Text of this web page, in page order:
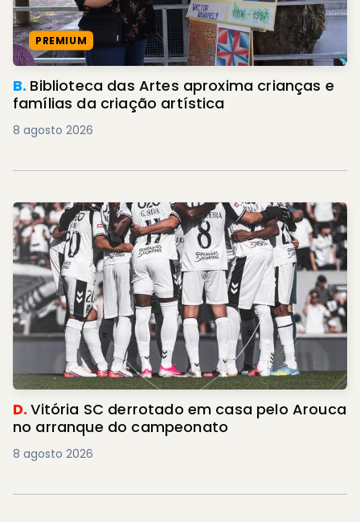
PREMIUM
B. Biblioteca das Artes aproxima crianças e
famílias da criação artística
8 agosto 2026
D.Vitória SC derrotado em casa pelo Arouca
no arranque do campeonato
8 agosto 2026